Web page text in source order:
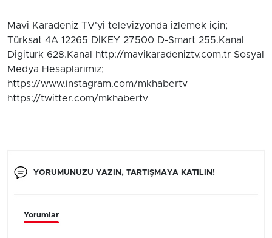
Mavi Karadeniz TV'yi televizyonda izlemek için;
Türksat 4A 12265 DİKEY 27500 D-Smart 255.Kanal
Digiturk 628.Kanal http://mavikaradeniztv.com.tr Sosyal
Medya Hesaplarımız;
https://www.instagram.com/mkhabertv
https://twitter.com/mkhabertv
YORUMUNUZU YAZIN, TARTIŞMAYA KATILIN!
Yorumlar